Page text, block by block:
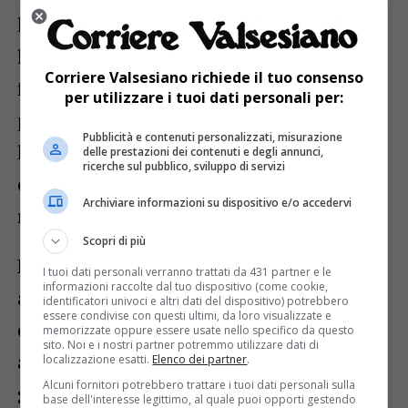
l’assistenza sanitaria temporanea per
lavoro, studio o ricongiungimento
familiare; ottenere l’assistenza sanitaria
per cittadini stranieri; richiedere
l’emissione del tesserino sanitario e le
esenzioni per patologia, invalidità o
reddito.
Restano invece ancora temporaneamente
al Lingottino: lo sportello Protesica, a cui
ci si rivolge per la fornitura di presidi o
ausili correlati alla tipologia di cause che
generano l’invalidità e i Servizi veterinari
Corriere Valsesiano richiede il tuo consenso
per utilizzare i tuoi dati personali per:
Pubblicità e contenuti personalizzati, misurazione
delle prestazioni dei contenuti e degli annunci,
ricerche sul pubblico, sviluppo di servizi
Archiviare informazioni su dispositivo e/o accedervi
Scopri di più
I tuoi dati personali verranno trattati da 431 partner e le
informazioni raccolte dal tuo dispositivo (come cookie,
identificatori univoci e altri dati del dispositivo) potrebbero
essere condivise con questi ultimi, da loro visualizzate e
memorizzate oppure essere usate nello specifico da questo
sito. Noi e i nostri partner potremmo utilizzare dati di
localizzazione esatti. Elenco dei partner.
Alcuni fornitori potrebbero trattare i tuoi dati personali sulla
base dell'interesse legittimo, al quale puoi opporti gestendo